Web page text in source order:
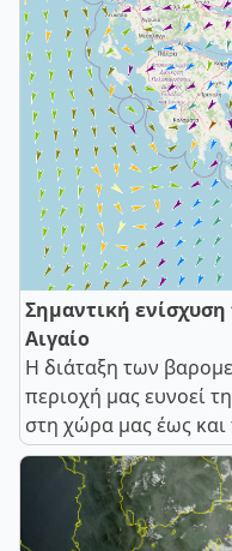
Σημαντική
Αιγαίο
Η διάταξη των
περιοχή μας ευνοεί
στη χώρα μας έως και